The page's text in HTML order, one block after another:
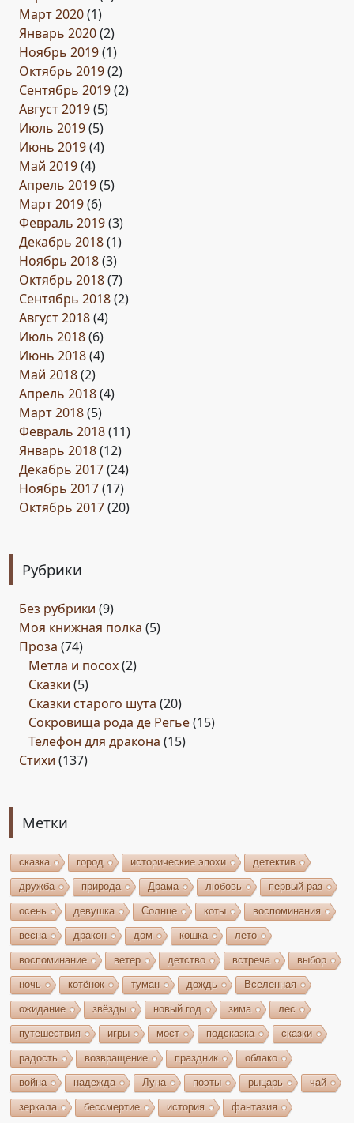
Март 2020(1)
Январь 2020(2)
Ноябрь 2019(1)
Октябрь 2019(2)
Сентябрь 2019(2)
Август 2019(5)
Июль 2019(5)
Июнь 2019(4)
Май 2019(4)
Апрель 2019(5)
Март 2019(6)
Февраль 2019(3)
Декабрь 2018(1)
Ноябрь 2018(3)
Октябрь 2018(7)
Сентябрь 2018(2)
Август 2018(4)
Июль 2018(6)
Июнь 2018(4)
Май 2018(2)
Апрель 2018(4)
Март 2018(5)
Февраль 2018(11)
Январь 2018(12)
Декабрь 2017(24)
Ноябрь 2017(17)
Октябрь 2017(20)
Рубрики
Без рубрики (9)
Моя книжная полка (5)
Проза (74)
Метла и посох(2)
Сказки (5)
Сказки старого шута (20)
Сокровища рода де Регье(15)
Телефон для дракона (15)
Стихи (137)
Метки
сказка город исторические эпохи детектив
дружба природа Драма любовь первый раз
осень девушка Солнце коты воспоминания
весна дракон дом кошка лето
воспоминание ветер детство встреча выбор
ночь котёнок туман дождь Вселенная
ожидание звёзды новый год зима лес
путешествия игры мост подсказка сказки
радость возвращение праздник облако
война надежда Луна поэты рыцарь чай
зеркала бессмертие история фантазия